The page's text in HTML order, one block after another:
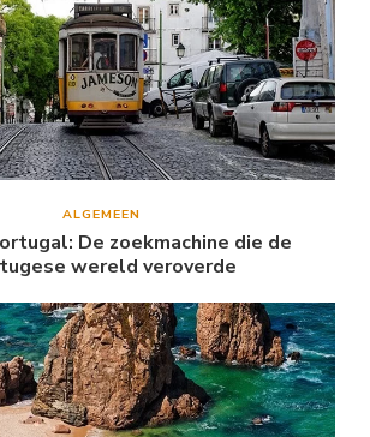
ALGEMEEN
De zoekmachine die de
wereld veroverde